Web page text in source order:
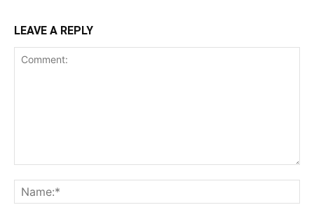
LEAVE A REPLY